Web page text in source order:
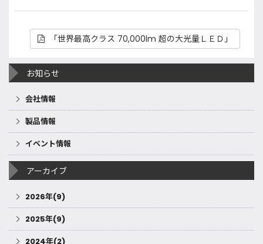
「世界最高クラス 70,000lm 超の大光量ＬＥＤ」
お知らせ
会社情報
製品情報
イベント情報
アーカイブ
2026年(9)
2025年(9)
2024年(2)